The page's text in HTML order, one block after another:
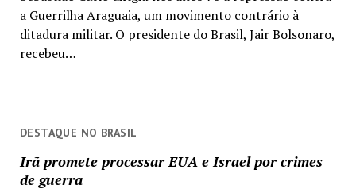
DESTAQUE NO BRASIL
Irã promete processar EUA e Israel por crimes
de guerra
a Guerrilha Araguaia, um movimento contrário à
ditadura militar. O presidente do Brasil, Jair Bolsonaro,
recebeu…